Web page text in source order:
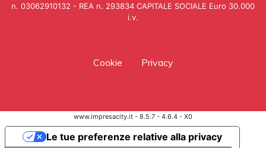
n. 03062910132 - REA n. 293834 CAPITALE SOCIALE Euro 30.000
i.v.
Cookie Privacy
www.impresacity.it - 8.5.7 - 4.6.4 - X0
Le tue preferenze relative alla privacy